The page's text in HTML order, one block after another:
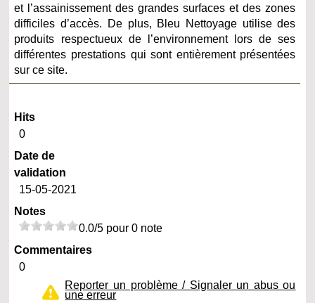
et l’assainissement des grandes surfaces et des zones
difficiles d’accès. De plus, Bleu Nettoyage utilise des
produits respectueux de l’environnement lors de ses
différentes prestations qui sont entièrement présentées
sur ce site.
Hits
0
Date de
validation
15-05-2021
Notes
0.0/5 pour 0 note
Commentaires
0
Reporter un problème / Signaler un abus ou
une erreur